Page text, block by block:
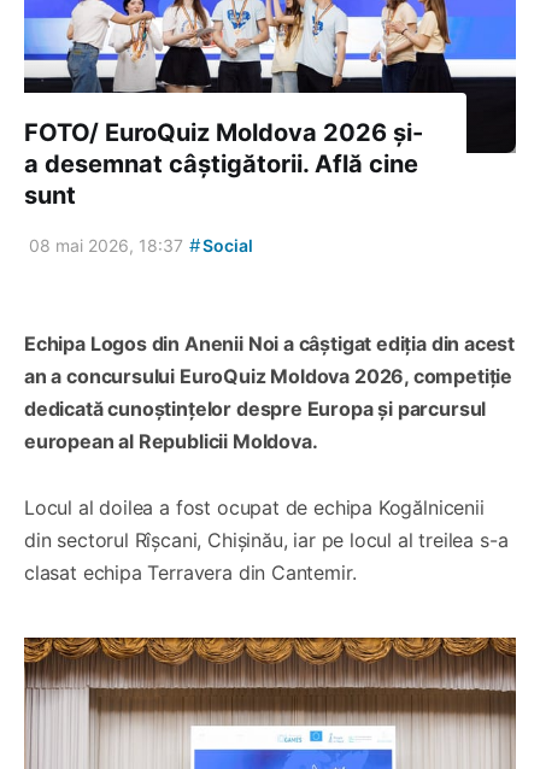
FOTO/ EuroQuiz Moldova 2026 și-
a desemnat câștigătorii. Află cine
sunt
08 mai 2026, 18:37 #Social
Echipa Logos din Anenii Noi a câștigat ediția din acest
an a concursului EuroQuiz Moldova 2026, competiție
dedicată cunoștințelor despre Europa și parcursul
european al Republicii Moldova.
Locul al doilea a fost ocupat de echipa Kogălnicenii
din sectorul Rîșcani, Chișinău, iar pe locul al treilea s-a
clasat echipa Terravera din Cantemir.